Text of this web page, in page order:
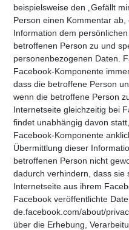
beispielsweise den „Gefällt
Person einen Kommentar
Information dem
betroffenen Person zu und
personenbezogenen Daten.
Facebook-Komponente
dass die betroffene Person
wenn die betroffene Person
Internetseite gleichzeitig bei
findet unabhängig davon
Facebook-Komponente
Übermittlung dieser
betroffenen Person nicht
dadurch verhindern, dass sie
Internetseite aus ihrem
Facebook veröffentlichte
de.facebook.com/about/
über die Erhebung,